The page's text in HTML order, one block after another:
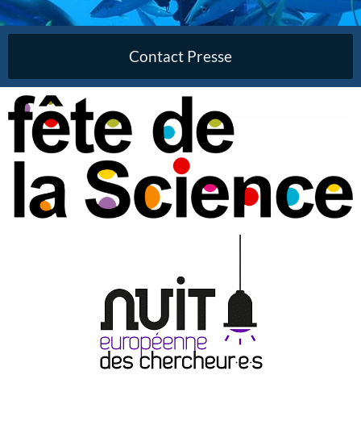
Contact Presse